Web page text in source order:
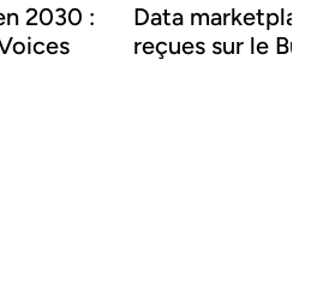
2030 :
Data
reçues sur le